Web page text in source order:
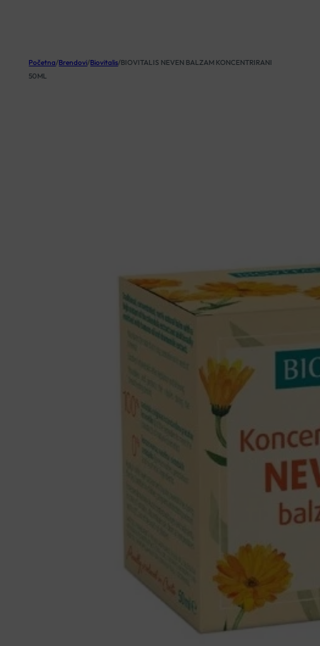
Početna/Brendovi/Biovitalis/BIOVITALIS NEVEN BALZAM KONCENTRIRANI
50ML